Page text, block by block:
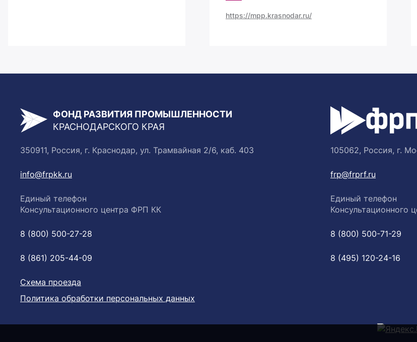
https://mpp.krasnodar.ru/
ФОНД РАЗВИТИЯ ПРОМЫШЛЕННОСТИ
КРАСНОДАРСКОГО КРАЯ
350911, Россия, г. Краснодар, ул. Трамвайная 2/6, каб. 403
info@frpkk.ru
Единый телефон
Консультационного центра ФРП КК
8 (800) 500-27-28
8 (861) 205-44-09
Схема проезда
Политика обработки персональных данных
105062, Россия, г.
frp@frprf.ru
Единый телефон
Консультационного
8 (800) 500-71-29
8 (495) 120-24-16